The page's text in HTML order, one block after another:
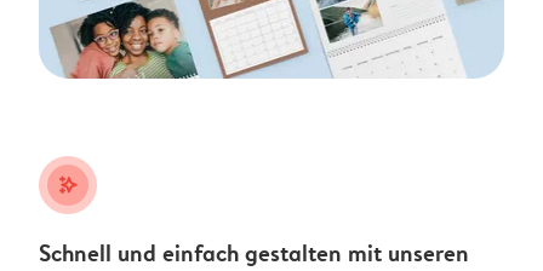
stars_plus
Schnell und einfach gestalten mit unseren